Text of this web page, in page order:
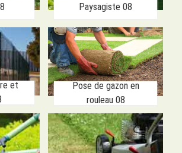
Paysagiste 08
et
Pose de gazon en
rouleau 08